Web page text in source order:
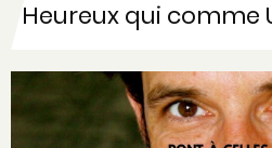
Heureux qui comme